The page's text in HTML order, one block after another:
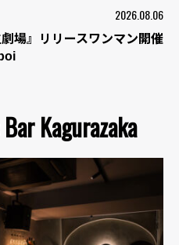
2026.08.06
場』リリースワンマン開催
Kagurazaka